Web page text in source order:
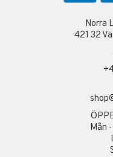
Norra
421 32
Mån